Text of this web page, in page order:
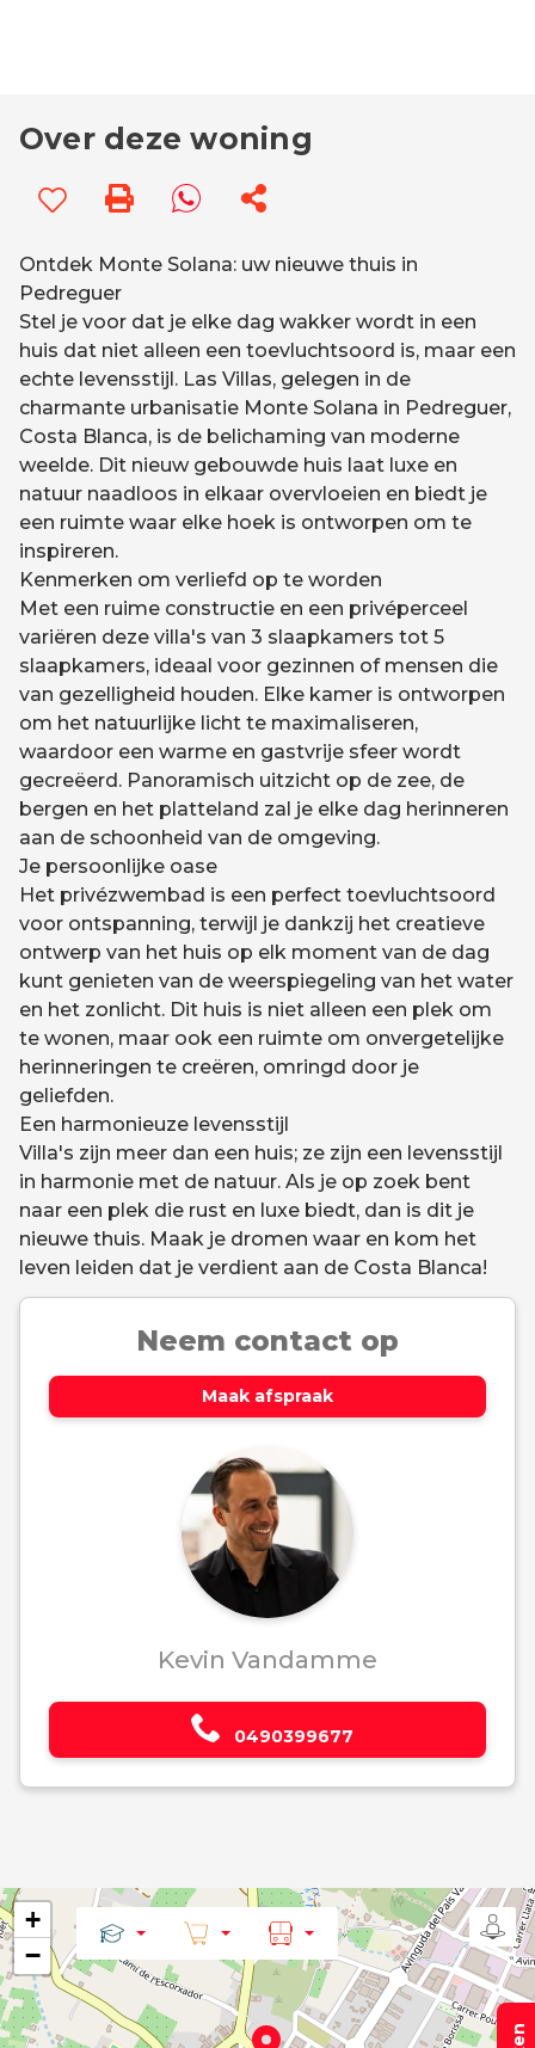
Over deze woning
Ontdek Monte Solana: uw nieuwe thuis in
Pedreguer
Stel je voor dat je elke dag wakker wordt in een
huis dat niet alleen een toevluchtsoord is, maar een
echte levensstijl. Las Villas, gelegen in de
charmante urbanisatie Monte Solana in Pedreguer,
Costa Blanca, is de belichaming van moderne
weelde. Dit nieuw gebouwde huis laat luxe en
natuur naadloos in elkaar overvloeien en biedt je
een ruimte waar elke hoek is ontworpen om te
inspireren.
Kenmerken om verliefd op te worden
Met een ruime constructie en een privéperceel
variëren deze villa's van 3 slaapkamers tot 5
slaapkamers, ideaal voor gezinnen of mensen die
van gezelligheid houden. Elke kamer is ontworpen
om het natuurlijke licht te maximaliseren,
waardoor een warme en gastvrije sfeer wordt
gecreëerd. Panoramisch uitzicht op de zee, de
bergen en het platteland zal je elke dag herinneren
aan de schoonheid van de omgeving.
Je persoonlijke oase
Het privézwembad is een perfect toevluchtsoord
voor ontspanning, terwijl je dankzij het creatieve
ontwerp van het huis op elk moment van de dag
kunt genieten van de weerspiegeling van het water
en het zonlicht. Dit huis is niet alleen een plek om
te wonen, maar ook een ruimte om onvergetelijke
herinneringen te creëren, omringd door je
geliefden.
Een harmonieuze levensstijl
Villa's zijn meer dan een huis; ze zijn een levensstijl
in harmonie met de natuur. Als je op zoek bent
naar een plek die rust en luxe biedt, dan is dit je
nieuwe thuis. Maak je dromen waar en kom het
leven leiden dat je verdient aan de Costa Blanca!
Neem contact op
Maak afspraak
Kevin Vandamme
0490399677
+
−